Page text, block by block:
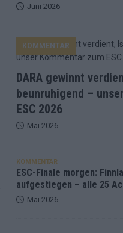
Juni 2026
DARA gewinnt
beunruhigend –
ESC 2026
KOMMENTAR
Mai 2026
KOMMENTAR
ESC-Finale morgen:
aufgestiegen – alle 25
Mai 2026